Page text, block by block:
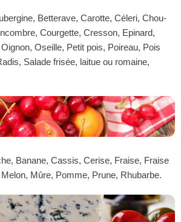
Betterave, Carotte, Céleri, Chou-
Courgette, Cresson, Epinard,
Oseille, Petit pois, Poireau, Pois
Salade frisée, laitue ou romaine,
Banane, Cassis, Cerise, Fraise, Fraise
Mûre, Pomme, Prune, Rhubarbe.